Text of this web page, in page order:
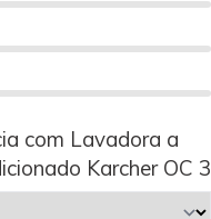
com Lavadora a
Karcher OC 3